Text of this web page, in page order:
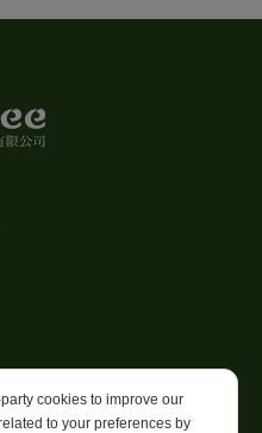
cookies to improve our
to your preferences by